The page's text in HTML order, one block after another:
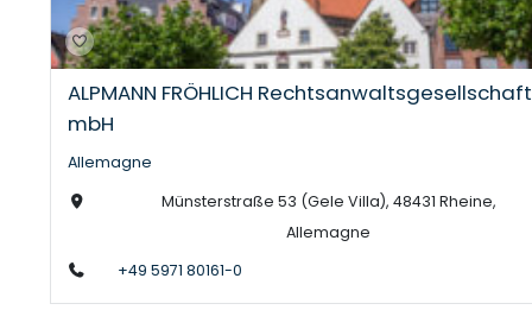
ALPMANN FRÖHLICH Rechtsanwaltsgesellschaft
mbH
Allemagne
Münsterstraße 53 (Gele Villa), 48431 Rheine,
Allemagne
+49 5971 80161-0